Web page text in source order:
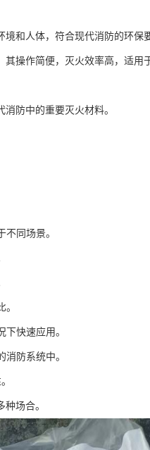
和人体，符合现代消防的环保
操作简便，灭火效率高，适用
防中的重要灭火材料。
同场景。
快速应用。
防系统中。
场合。